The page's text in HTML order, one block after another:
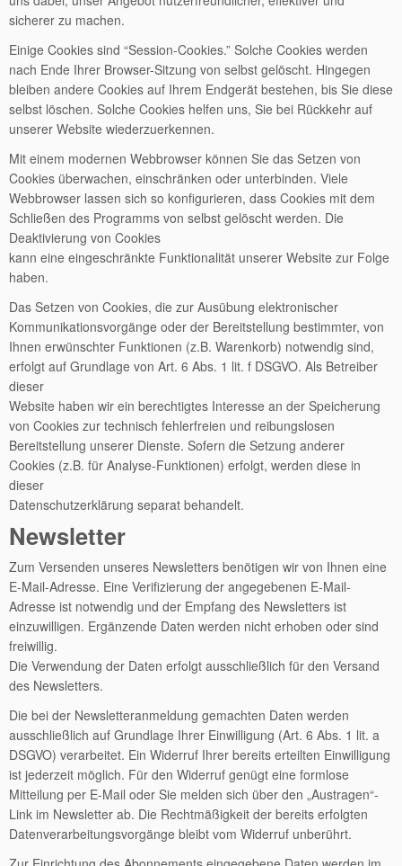
sicherer zu machen.
Einige Cookies sind “Session-Cookies.” Solche Cookies werden
nach Ende Ihrer Browser-Sitzung von selbst gelöscht. Hingegen
bleiben andere Cookies auf Ihrem Endgerät bestehen, bis Sie diese
selbst löschen. Solche Cookies helfen uns, Sie bei Rückkehr auf
unserer Website wiederzuerkennen.
Mit einem modernen Webbrowser können Sie das Setzen von
Cookies überwachen, einschränken oder unterbinden. Viele
Webbrowser lassen sich so konfigurieren, dass Cookies mit dem
Schließen des Programms von selbst gelöscht werden. Die
Deaktivierung von Cookies
kann eine eingeschränkte Funktionalität unserer Website zur Folge
haben.
Das Setzen von Cookies, die zur Ausübung elektronischer
Kommunikationsvorgänge oder der Bereitstellung bestimmter, von
Ihnen erwünschter Funktionen (z.B. Warenkorb) notwendig sind,
erfolgt auf Grundlage von Art. 6 Abs. 1 lit. f DSGVO. Als Betreiber
dieser
Website haben wir ein berechtigtes Interesse an der Speicherung
von Cookies zur technisch fehlerfreien und reibungslosen
Bereitstellung unserer Dienste. Sofern die Setzung anderer
Cookies (z.B. für Analyse-Funktionen) erfolgt, werden diese in
dieser
Datenschutzerklärung separat behandelt.
Newsletter
Zum Versenden unseres Newsletters benötigen wir von Ihnen eine
E-Mail-Adresse. Eine Verifizierung der angegebenen E-Mail-
Adresse ist notwendig und der Empfang des Newsletters ist
einzuwilligen. Ergänzende Daten werden nicht erhoben oder sind
freiwillig.
Die Verwendung der Daten erfolgt ausschließlich für den Versand
des Newsletters.
Die bei der Newsletteranmeldung gemachten Daten werden
ausschließlich auf Grundlage Ihrer Einwilligung (Art. 6 Abs. 1 lit. a
DSGVO) verarbeitet. Ein Widerruf Ihrer bereits erteilten Einwilligung
ist jederzeit möglich. Für den Widerruf genügt eine formlose
Mitteilung per E-Mail oder Sie melden sich über den „Austragen“-
Link im Newsletter ab. Die Rechtmäßigkeit der bereits erfolgten
Datenverarbeitungsvorgänge bleibt vom Widerruf unberührt.